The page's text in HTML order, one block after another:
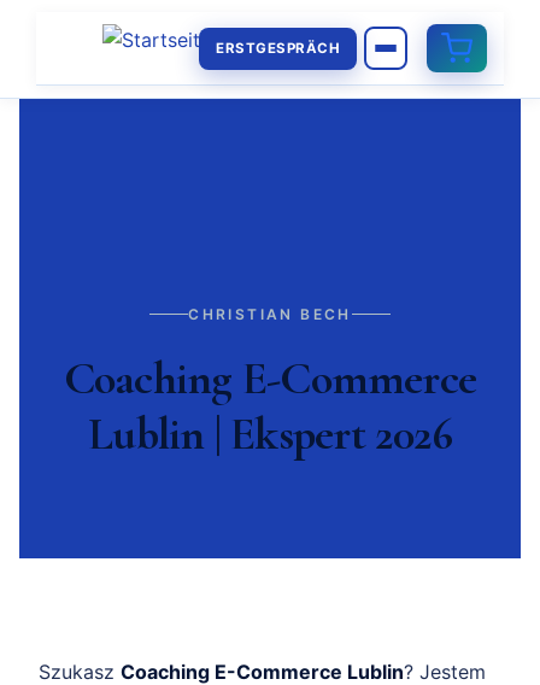
ERSTGESPRÄCH
CHRISTIAN BECH
Coaching E-Commerce
Lublin | Ekspert 2026
Szukasz Coaching E-Commerce Lublin? Jestem